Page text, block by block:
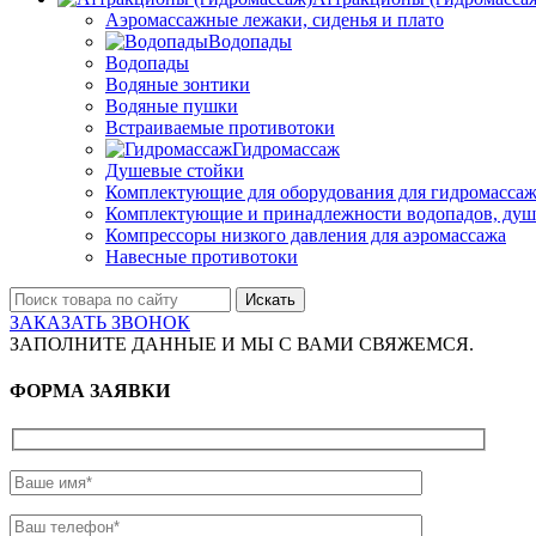
Аэромассажные лежаки, сиденья и плато
Водопады
Водопады
Водяные зонтики
Водяные пушки
Встраиваемые противотоки
Гидромассаж
Душевые стойки
Комплектующие для оборудования для
Комплектующие и принадлежности водопадов,
Компрессоры низкого давления для аэромассажа
Навесные противотоки
Искать
ЗАКАЗАТЬ ЗВОНОК
ЗАПОЛНИТЕ ДАННЫЕ И МЫ С ВАМИ СВЯЖЕМСЯ.
ФОРМА ЗАЯВКИ